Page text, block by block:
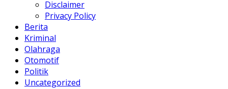
Disclaimer
Privacy Policy
Berita
Kriminal
Olahraga
Otomotif
Politik
Uncategorized